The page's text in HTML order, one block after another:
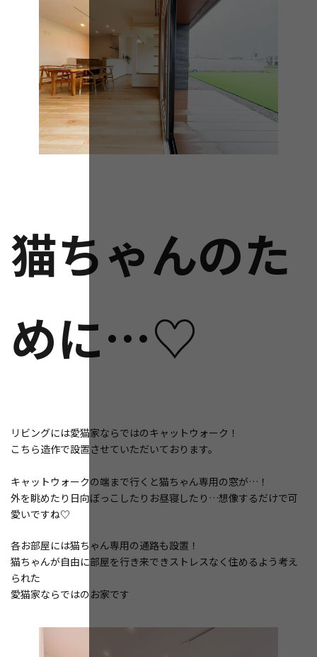
猫ちゃんのた
めに…♡
リビングには愛猫家ならではのキャットウォーク！
こちら造作で設置させていただいております。
キャットウォークの端まで行くと猫ちゃん専用の窓が…！
外を眺めたり日向ぼっこしたりお昼寝したり…想像するだけで可
愛いですね♡
各お部屋には猫ちゃん専用の通路も設置！
猫ちゃんが自由に部屋を行き来できストレスなく住めるよう考え
られた
愛猫家ならではのお家です